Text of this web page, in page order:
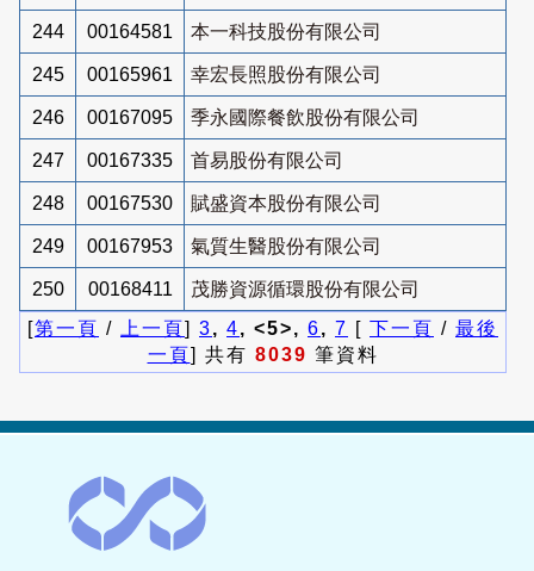
244 00164581 本一科技股份有限公司
245 00165961 幸宏長照股份有限公司
246 00167095 季永國際餐飲股份有限公司
247 00167335 首易股份有限公司
248 00167530 賦盛資本股份有限公司
249 00167953 氣質生醫股份有限公司
250 00168411
茂勝資源循環股份有限公司
[第一頁 / 上一頁] 3, 4, <5>, 6, 7 [ 下一頁 / 最後
一頁] 共有 8039 筆資料